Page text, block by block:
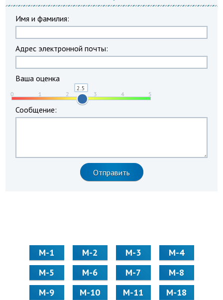
Имя и фамилия:
Адрес электронной почты:
Ваша оценка
Сообщение:
М-1 М-2 М-3
М-4
М-5
М-6 М-7
М-8
М-9
М-10 М-11
М-18